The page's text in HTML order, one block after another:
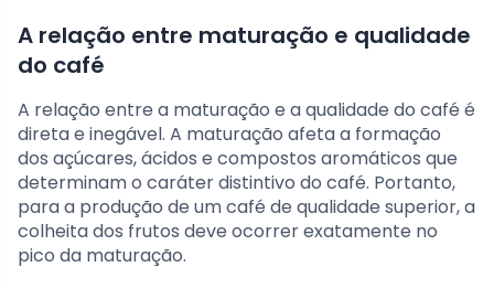
A relação entre maturação e qualidade
do café
A relação entre a maturação e a qualidade do café é
direta e inegável. A maturação afeta a formação
dos açúcares, ácidos e compostos aromáticos que
determinam o caráter distintivo do café. Portanto,
para a produção de um café de qualidade superior, a
colheita dos frutos deve ocorrer exatamente no
pico da maturação.